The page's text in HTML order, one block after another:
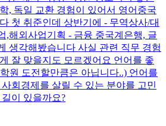
, 독일 교환 경험이 있어서 영어중국
첫 취준인데 상반기에 - 무역상사/대
,해외사업기획 - 금융 중국계은행, 글
생각해봤습니다 사실 관련 직무 경험
잘 맞을지도 모르겠어요 언어를 좋
원 도전할만큼은 아닙니다..) 언어를
회경제를 살릴 수 있는 분야를 고민
이 있을까요?